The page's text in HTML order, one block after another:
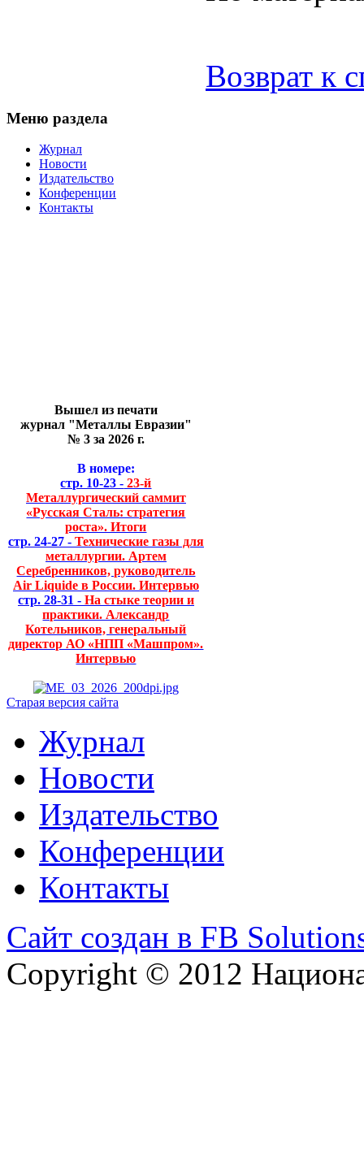
Возврат к
Меню раздела
Журнал
Новости
Издательство
Конференции
Контакты
Вышел из печати
журнал "Металлы Евразии"
№ 3 за 2026 г.
В номере:
стр. 10-23 - 23-й
Металлургический саммит
«Русская Сталь: стратегия
роста». Итоги
стр. 24-27 - Технические газы для
металлургии. Артем
Серебренников, руководитель
Air Liquide в России. Интервью
стр. 28-31 - На стыке теории и
практики. Александр
Котельников, генеральный
директор АО «НПП «Машпром».
Интервью
Старая версия сайта
Журнал
Новости
Издательство
Конференции
Контакты
Сайт создан в FB
Copyright © 2012